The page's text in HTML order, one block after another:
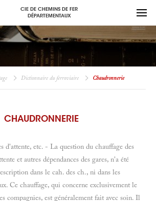
CIE DE CHEMINS DE FER
DÉPARTEMENTAUX
Dictionnaire du ferroviaire Chaudronnerie
CHAUDRONNERIE
etc. - La question du chauffage des
et autres dépendances des gares, n'a été
dans le cah. des ch., ni dans les
Ce chauffage, qui concerne exclusivement le
compagnies, est généralement fait avec soin. Il